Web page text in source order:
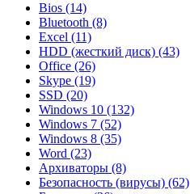
Bios (14)
Bluetooth (8)
Excel (11)
HDD (жесткий диск) (43)
Office (26)
Skype (19)
SSD (20)
Windows 10 (132)
Windows 7 (52)
Windows 8 (35)
Word (23)
Архиваторы (8)
Безопасность (вирусы) (62)